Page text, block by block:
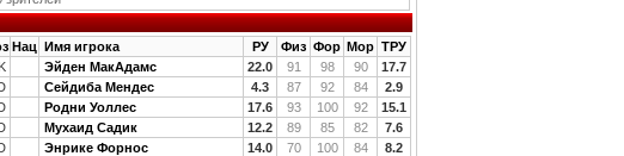
Нац Имя игрока РУ Физ Фор Мор ТРУ
Эйден МакАдамс 22.0 91 98 90
17.7
Сейдиба Мендес 4.3 87 92 84
2.9
Родни Уоллес 17.6 93 100 92
15.1
Мухаид Садик 12.2 89 85 82
7.6
Энрике Форнос 14.0 70 100 84
8.2